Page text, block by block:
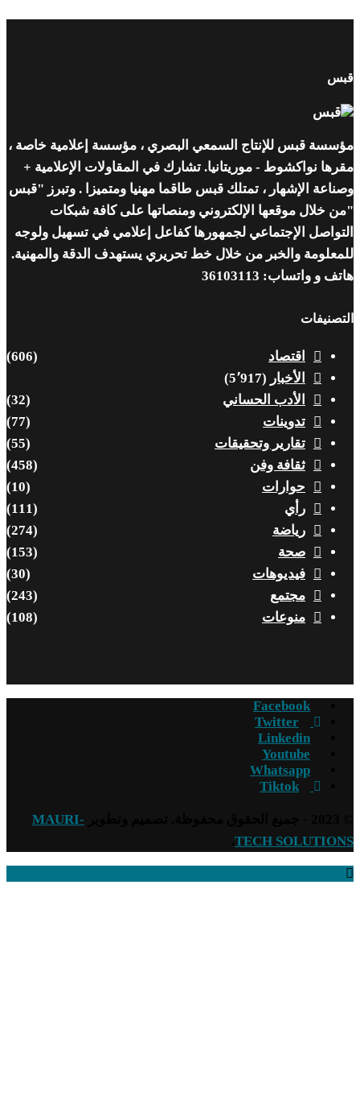
قبس
مؤسسة قبس للإنتاج السمعي البصري ، مؤسسة إعلامية خاصة ،
مقرها نواكشوط - موريتانيا. تشارك في المقاولات الإعلامية +
وصناعة الإشهار ، تمتلك قبس طاقما مهنيا ومتميزا . وتبرز "قبس
"من خلال موقعها الإلكتروني ومنصاتها على كافة شبكات
التواصل الإجتماعي لجمهورها كفاعل إعلامي في تسهيل ولوجه
للمعلومة والخبر من خلال خط تحريري يستهدف الدقة والمهنية.
هاتف و واتساب: 36103113
التصنيفات
اقتصاد
(606)
الأخبار (5٬917)
الأدب الحساني
(32)
تدوينات
(77)
تقارير وتحقيقات
(55)
ثقافة وفن
(458)
حوارات
(10)
رأي
(111)
رياضة
(274)
صحة
(153)
فيديوهات
(30)
مجتمع
(243)
منوعات
(108)
Facebook
Twitter
Linkedin
Youtube
Whatsapp
Tiktok
MAURI-
TECH SOLUTIONS